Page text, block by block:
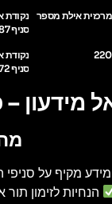
אילת מספר
נקודת
סניף 87
נקודת
סניף 72
מידעון
מידע מקיף על סניפי
הנחיות לזימון תור